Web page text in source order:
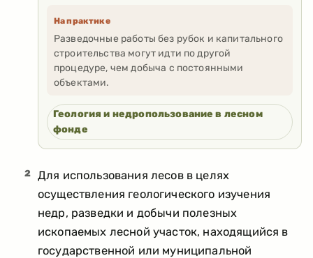
На практике
Разведочные работы без рубок и капитального
строительства могут идти по другой
процедуре, чем добыча с постоянными
объектами.
Геология и недропользование в лесном
фонде
2
Для использования лесов в целях
осуществления геологического изучения
недр, разведки и добычи полезных
ископаемых лесной участок, находящийся в
государственной или муниципальной